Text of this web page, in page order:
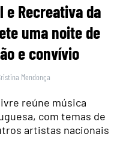
e Recreativa da
uma noite de
e convívio
Mendonça
reúne música
com temas de
artistas nacionais